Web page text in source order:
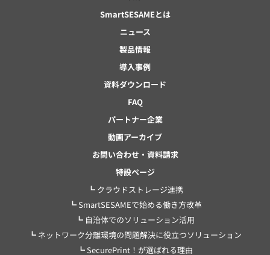
SmartSESAMEとは
ニュース
製品情報
導入事例
資料ダウンロード
FAQ
パートナー企業
動画アーカイブ
お問い合わせ・資料請求
特設ページ
┗ クラウドストレージ連携
┗ SmartSESAMEで始める働き方改革
┗ 自治体でのソリューション活用
┗ ネットワーク分離環境の問題解決に役立つソリューション
┗ SecurePrint！が選ばれる理由